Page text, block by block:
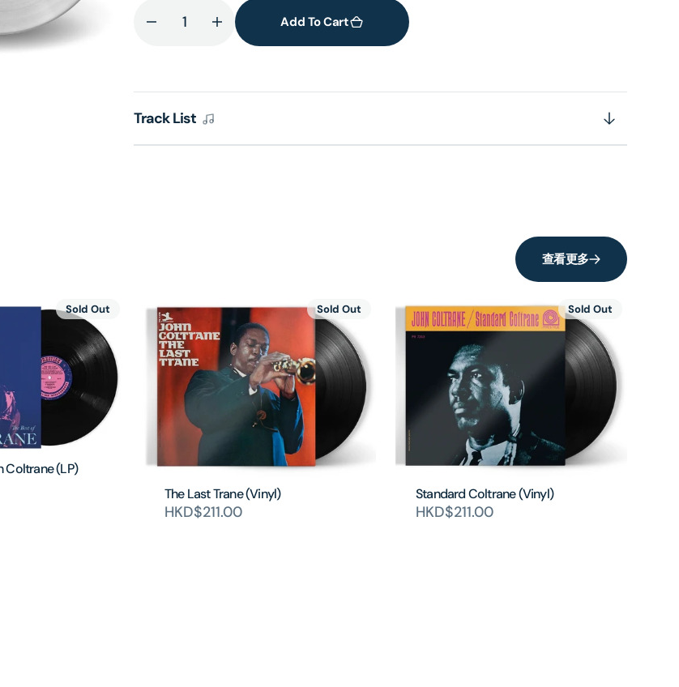
Decrease
A
Love
Supreme
(Diamond
Increase
quantity
A
(Diamond
Add To Cart
Track List
查看更多
Coltrane (LP)
Sold Out
The Last Trane (Vinyl)
HKD$211.00
Sold Out
Standard Coltrane (Vinyl)
HKD$211.00
Sold Out